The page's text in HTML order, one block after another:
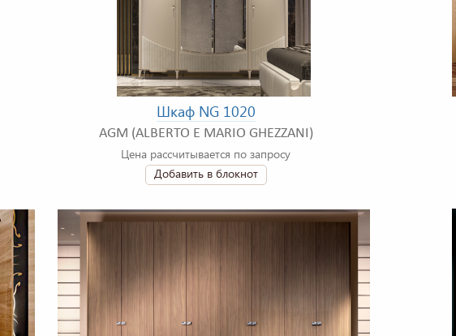
Шкаф NG 1020
AGM (ALBERTO E MARIO GHEZZANI)
Цена рассчитывается по запросу
Добавить в блокнот